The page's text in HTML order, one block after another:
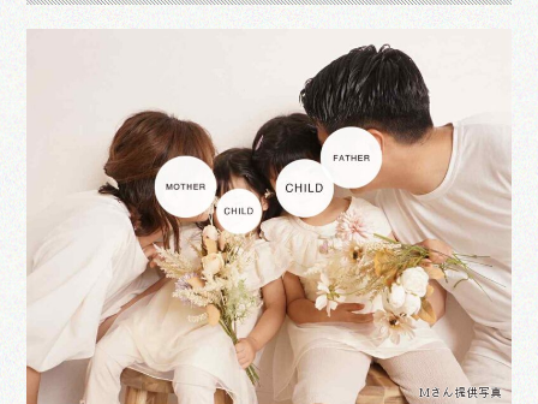
Mさん提供写真